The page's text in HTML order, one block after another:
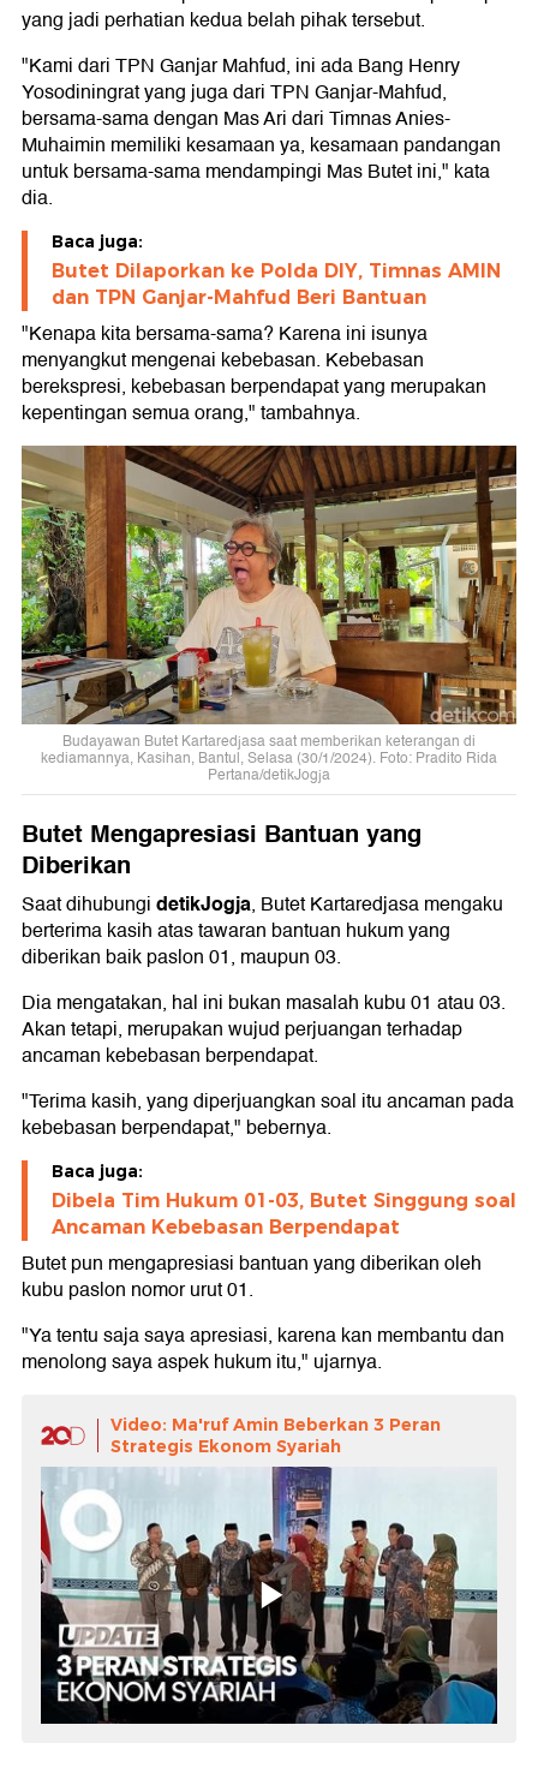
yang jadi perhatian kedua belah pihak tersebut.
"Kami dari TPN Ganjar Mahfud, ini ada Bang Henry
Yosodiningrat yang juga dari TPN Ganjar-Mahfud,
bersama-sama dengan Mas Ari dari Timnas Anies-
Muhaimin memiliki kesamaan ya, kesamaan pandangan
untuk bersama-sama mendampingi Mas Butet ini," kata
dia.
Baca juga:
Butet Dilaporkan ke Polda DIY, Timnas AMIN
dan TPN Ganjar-Mahfud Beri Bantuan
"Kenapa kita bersama-sama? Karena ini isunya
menyangkut mengenai kebebasan. Kebebasan
berekspresi, kebebasan berpendapat yang merupakan
kepentingan semua orang," tambahnya.
Budayawan Butet Kartaredjasa saat memberikan keterangan di
kediamannya, Kasihan, Bantul, Selasa (30/1/2024). Foto: Pradito Rida
Pertana/detikJogja
Butet Mengapresiasi Bantuan yang
Diberikan
Saat dihubungidetikJogja, Butet Kartaredjasa mengaku
berterima kasih atas tawaran bantuan hukum yang
diberikan baik paslon 01, maupun 03.
Dia mengatakan, hal ini bukan masalah kubu 01 atau 03.
Akan tetapi, merupakan wujud perjuangan terhadap
ancaman kebebasan berpendapat.
"Terima kasih, yang diperjuangkan soal itu ancaman pada
kebebasan berpendapat," bebernya.
Baca juga:
Dibela Tim Hukum 01-03, Butet Singgung soal
Ancaman Kebebasan Berpendapat
Butet pun mengapresiasi bantuan yang diberikan oleh
kubu paslon nomor urut 01.
"Ya tentu saja saya apresiasi, karena kan membantu dan
menolong saya aspek hukum itu," ujarnya.
Video: Ma'ruf Amin Beberkan 3 Peran
Strategis Ekonom Syariah